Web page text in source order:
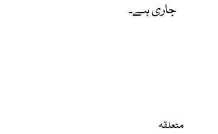
جاری ہے۔
متعلقہ